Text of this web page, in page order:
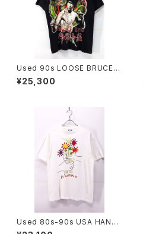
Used 90s LOOSE BRUCE L
EE Black Both Side Graphic
T-Shirt Size L 相当 古着
¥25,300
Used 80s-90s USA HANES
PICASSO The Bouquet Art